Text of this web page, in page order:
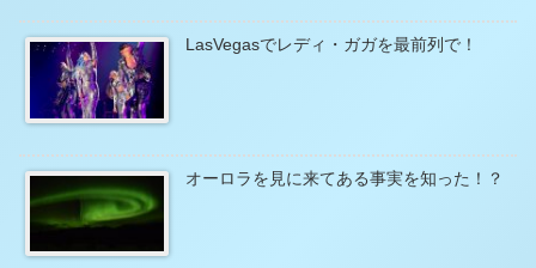
LasVegasでレディ・ガガを最前列で！
オーロラを見に来てある事実を知った！？